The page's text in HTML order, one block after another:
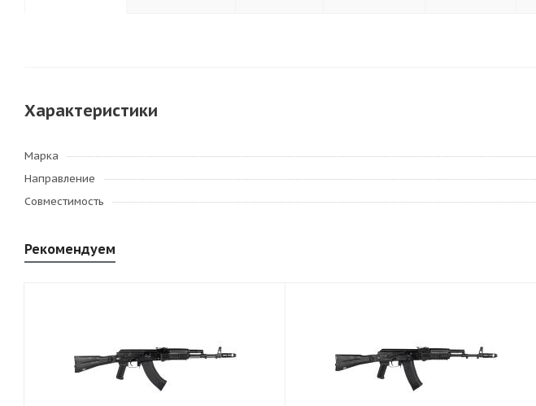
Характеристики
Марка
Направление
Совместимость
Рекомендуем